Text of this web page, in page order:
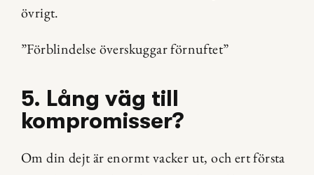
övrigt.
”Förblindelse överskuggar förnuftet”
5. Lång väg till
kompromisser?
Om din dejt är enormt vacker ut, och ert första